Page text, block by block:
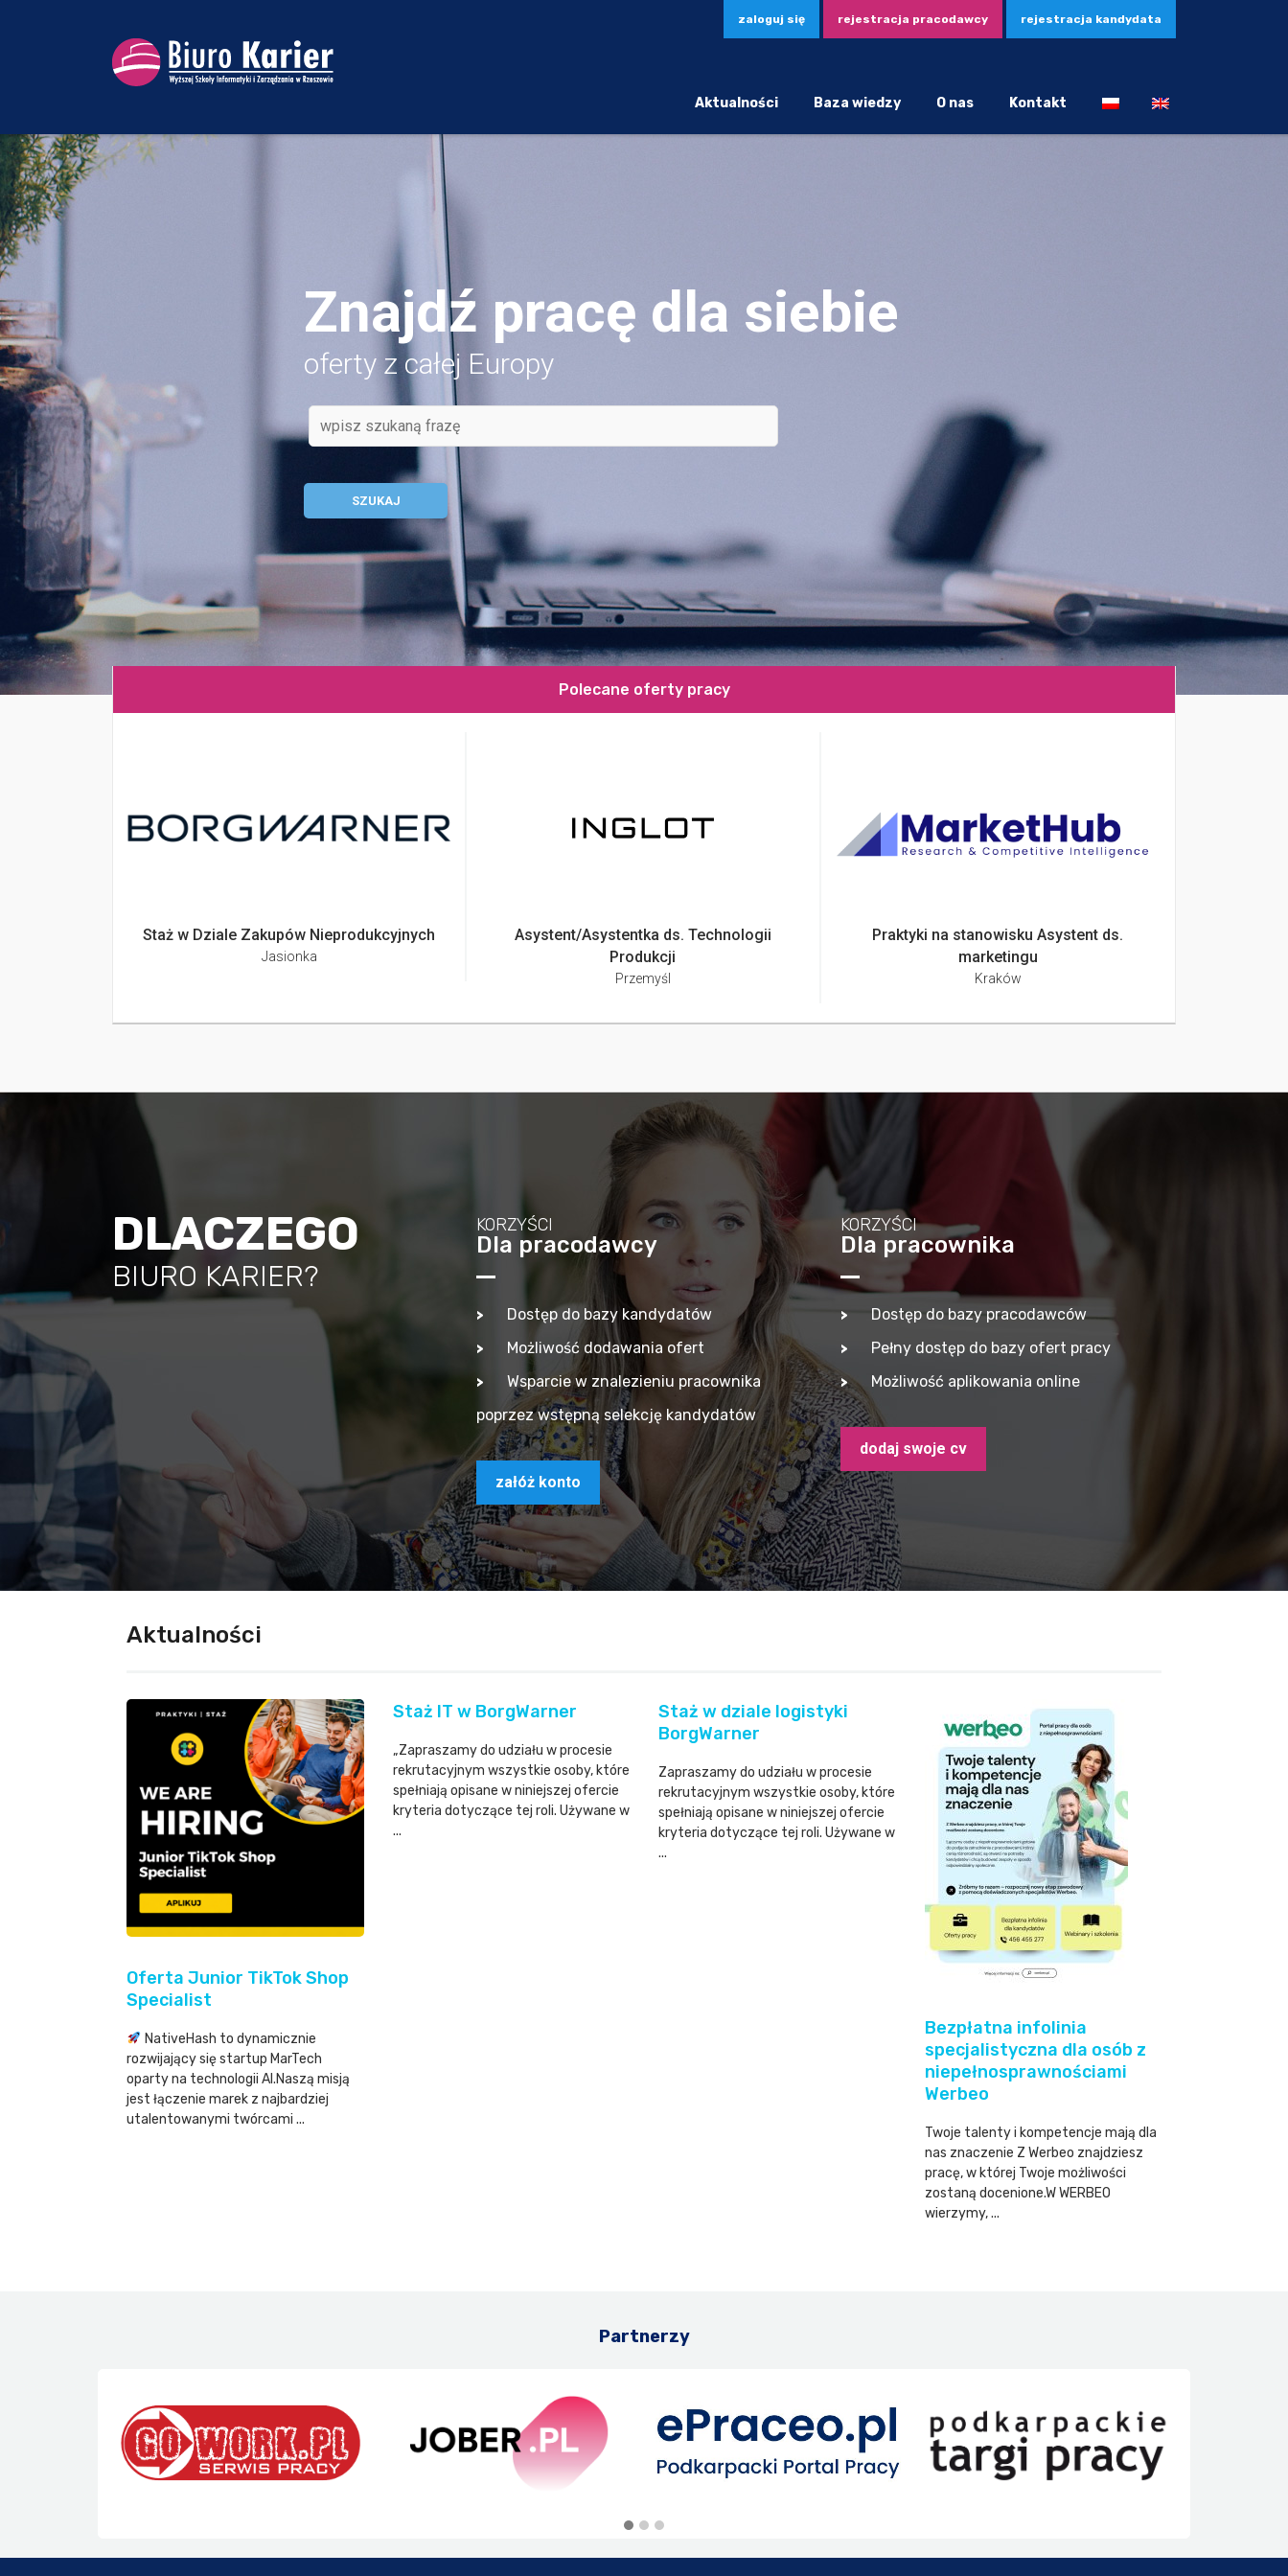
zaloguj się rejestracja pracodawcy rejestracja kandydata
Aktualności Baza wiedzy O nas Kontakt
Znajdź pracę dla siebie
oferty z całej Europy
Polecane oferty pracy
Staż w Dziale Zakupów Nieprodukcyjnych
Jasionka
Asystent/Asystentka ds. Technologii
Produkcji
Przemyśl
Praktyki na stanowisku Asystent ds.
marketingu
Kraków
DLACZEGO
BIURO KARIER?
KORZYŚCI
Dla pracodawcy
Dostęp do bazy kandydatów
Możliwość dodawania ofert
Wsparcie w znalezieniu pracownika
poprzez wstępną selekcję kandydatów
załóż konto
KORZYŚCI
Dla pracownika
Dostęp do bazy pracodawców
Pełny dostęp do bazy ofert pracy
Możliwość aplikowania online
dodaj swoje cv
Aktualności
Oferta Junior TikTok Shop
Specialist
NativeHash to dynamicznie
rozwijający się startup MarTech
oparty na technologii AI.Naszą misją
jest łączenie marek z najbardziej
utalentowanymi twórcami ...
Staż IT w BorgWarner
„Zapraszamy do udziału w procesie
rekrutacyjnym wszystkie osoby, które
spełniają opisane w niniejszej ofercie
kryteria dotyczące tej roli. Używane w
...
Staż w dziale logistyki
BorgWarner
Zapraszamy do udziału w procesie
rekrutacyjnym wszystkie osoby, które
spełniają opisane w niniejszej ofercie
kryteria dotyczące tej roli. Używane w
...
Bezpłatna infolinia
specjalistyczna dla osób z
niepełnosprawnościami
Werbeo
Twoje talenty i kompetencje mają dla
nas znaczenie Z Werbeo znajdziesz
pracę, w której Twoje możliwości
zostaną docenione.W WERBEO
wierzymy, ...
Partnerzy